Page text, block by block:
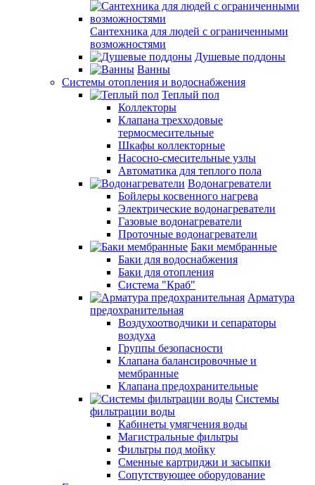
Сантехника для людей с ограниченными
возможностями
Душевые поддоны
Ванны
Системы отопления и водоснабжения
Теплый пол
Коллекторы
Клапана трехходовые
термосмесительные
Шкафы коллекторные
Насосно-смесительные узлы
Автоматика для теплого пола
Водонагреватели
Бойлеры косвенного нагрева
Электрические водонагреватели
Газовые водонагреватели
Проточные водонагреватели
Баки мембранные
Баки для водоснабжения
Баки для отопления
Система "Краб"
Арматура
предохранительная
Воздухоотводчики и сепараторы
воздуха
Группы безопасности
Клапана балансировочные и
мембранные
Клапана предохранительные
Системы
фильтрации воды
Кабинеты умягчения воды
Магистральные фильтры
Фильтры под мойку
Сменные картриджи и засыпки
Сопутствующее оборудование